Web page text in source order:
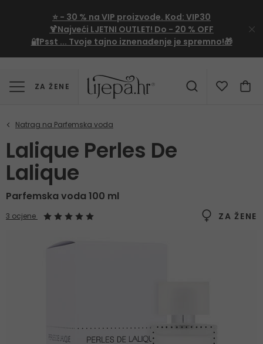
⭐ - 30 % na VIP proizvode. Kod: VIP30
🍹Najveći LJETNI OUTLET! Do - 20 % OFF
🔐Psst ... Tvoje tajno iznenađenje je spremno!🎁
ZA ŽENE
Lalique Perles De
Lalique
Parfemska voda 100 ml
ZA ŽENE
3 ocjene